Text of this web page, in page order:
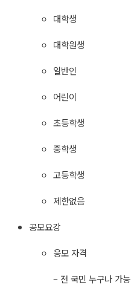
대학생
대학원생
일반인
어린이
초등학생
중학생
고등학생
제한없음
공모요강
응모 자격
– 전 국민 누구나 가능